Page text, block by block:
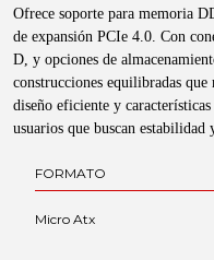
Ofrece soporte para memoria
de expansión PCIe 4.0. Con
D, y opciones de
construcciones equilibradas
diseño eficiente y
usuarios que buscan
FORMATO
Micro Atx